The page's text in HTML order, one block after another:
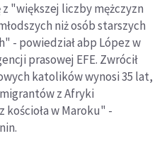
z "większej liczby mężczyzn
niż osób starszych
- powiedział abp López w
prasowej EFE. Zwrócił
katolików wynosi 35 lat,
z Afryki
kościoła w Maroku" -